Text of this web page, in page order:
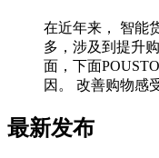
在近年来， 智能
多，涉及到提升
面，下面
因。 改善购物感
最新发布